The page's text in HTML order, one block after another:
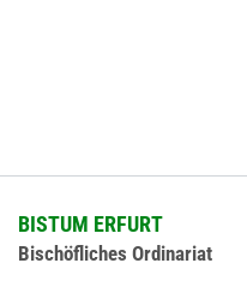
BISTUM ERFURT
Bischöfliches Ordinariat